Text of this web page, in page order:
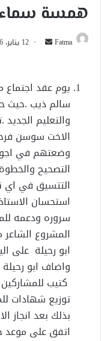
همسة سماء
Fatma
أرسل 12 يناير، 2016
يوم عقد اجتماع
سالم ذيب .حيث
والتعليم
اﻻخت سوسن
وضعتهم في
التصحيح
التتسيق في اي
استحسان
سروره ودعمه
المشروع
ابو رحيلة على
واضاف ابو
كتيب
توزيع شهادات
بذلك بعد انجاز
اتفق على موعد